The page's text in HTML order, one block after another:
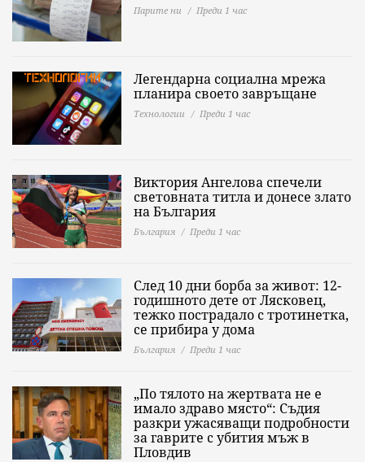
Парите ни Преди 1 час
Легендарна социална мрежа
планира своето завръщане
Технологии Преди 1 час
Виктория Ангелова спечели
световната титла и донесе злато
на България
България Преди 1 час
След 10 дни борба за живот: 12-
годишното дете от Лясковец,
тежко пострадало с тротинетка,
се прибира у дома
България Преди 1 час
„По тялото на жертвата не е
имало здраво място“: Съдия
разкри ужасяващи подробности
за гаврите с убития мъж в
Пловдив